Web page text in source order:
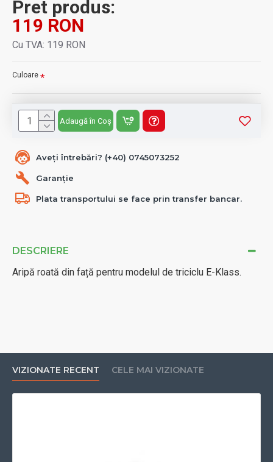
DESCRIERE
Aripă roată din față pentru modelul de triciclu E-Klass.
Aveți întrebări? (+40) 0745073252
Garanție
Plata transportului se face prin transfer bancar.
Pret produs:
119 RON
Cu TVA: 119 RON
Culoare
Adaugă în Coș
VIZIONATE RECENT CELE MAI VIZIONATE